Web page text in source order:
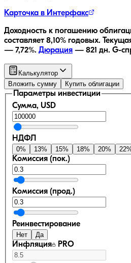
Карточка в Интерфакс
Доходность к погашению
составляет 8,10% годовых.
— 7,72%. Дюрация — 821 дн. G-
Калькулятор
Вложить сумму
Купить облигации
Параметры инвестиции
Сумма, USD
НДФЛ
0% 13% 15% 18% 20% 22
Комиссия (пок.)
Комиссия (прод.)
Реинвестирование
Нет Да
Инфляция PRO